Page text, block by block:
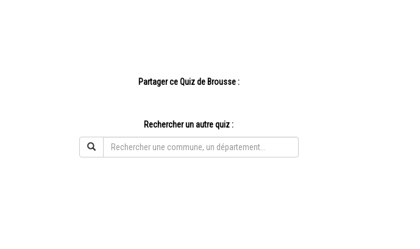
Partager ce Quiz de Brousse :
Rechercher un autre quiz :